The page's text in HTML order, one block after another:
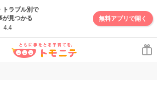
トラブル別で
が見つかる
4.4
無料アプリで開く